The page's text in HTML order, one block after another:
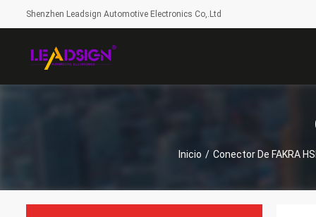
Shenzhen Leadsign Automotive Electronics Co,.Ltd
Inicio / Conector De FAKRA